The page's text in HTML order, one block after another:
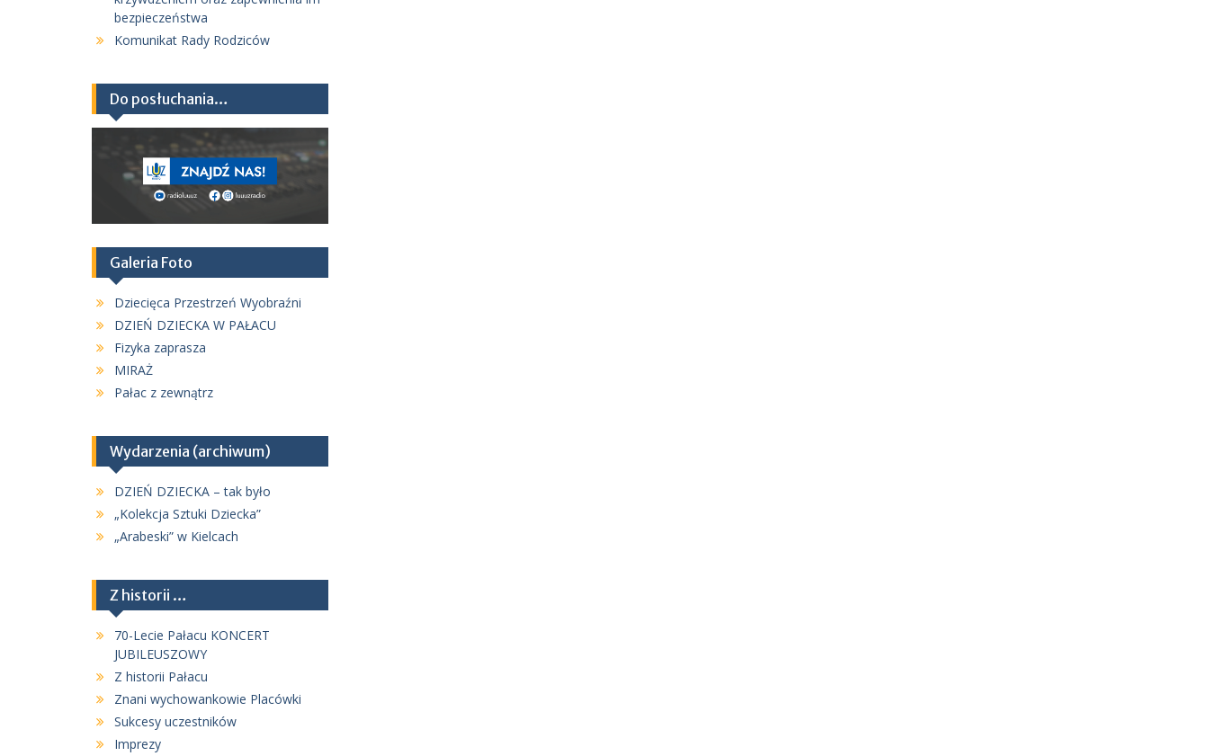
bezpieczeństwa
Komunikat Rady Rodziców
Do posłuchania…
Galeria Foto
Dziecięca Przestrzeń Wyobraźni
DZIEŃ DZIECKA W PAŁACU
Fizyka zaprasza
MIRAŻ
Pałac z zewnątrz
Wydarzenia (archiwum)
DZIEŃ DZIECKA – tak było
„Kolekcja Sztuki Dziecka”
„Arabeski” w Kielcach
Z historii …
70-Lecie Pałacu KONCERT
JUBILEUSZOWY
Z historii Pałacu
Znani wychowankowie Placówki
Sukcesy uczestników
Imprezy